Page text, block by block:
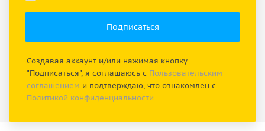
Создавая аккаунт и/или нажимая кнопку
"Подписаться", я соглашаюсь с Пользовательским
соглашением и подтверждаю, что ознакомлен с
Политикой конфиденциальности